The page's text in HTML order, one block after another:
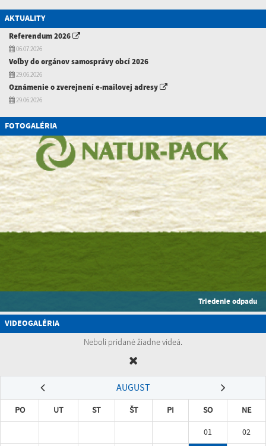
AKTUALITY
Referendum 2026
06.07.2026
Voľby do orgánov samosprávy obcí 2026
29.06.2026
Oznámenie o zverejnení e-mailovej adresy
29.06.2026
FOTOGALÉRIA
Triedenie odpadu
VIDEOGALÉRIA
Neboli pridané žiadne videá.
AUGUST
PO UT ST ŠT PI SO
NE
01
02